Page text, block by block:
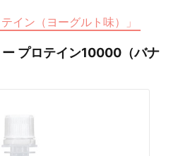
イン（ヨーグルト味）」
プロテイン10000（バナ